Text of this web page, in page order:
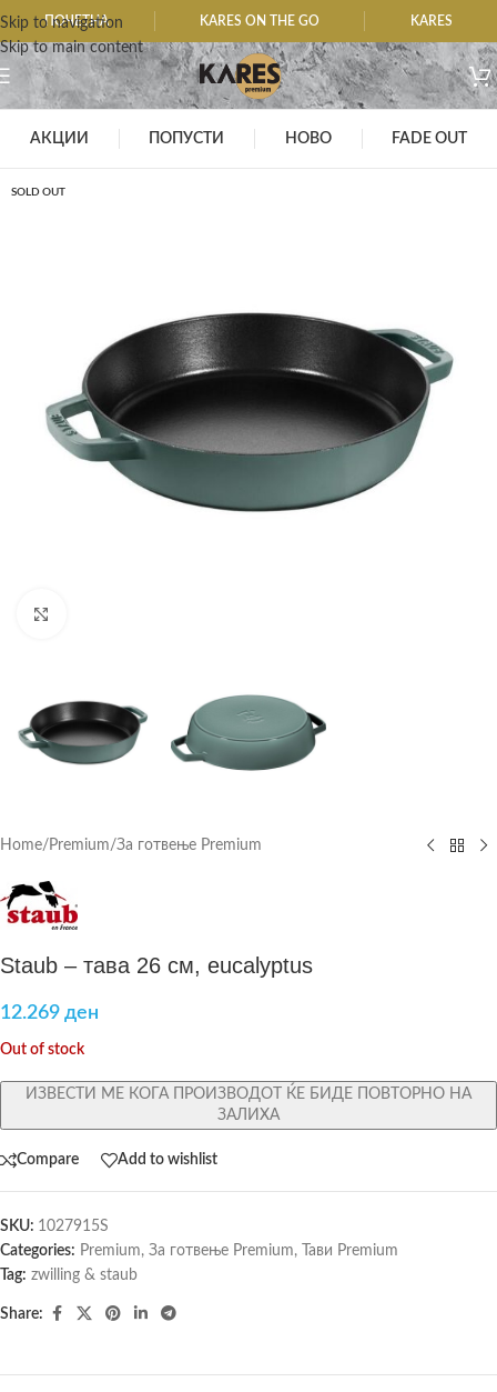
Skip to navigation
Skip to main content
ПОЧЕТНА KARES ON THE GO KARES
АКЦИИ ПОПУСТИ НОВО FADE OUT
SOLD OUT
Home/ Premium/За готвење Premium
Staub – тава 26 см, eucalyptus
12.269 ден
Out of stock
ИЗВЕСТИ МЕ КОГА ПРОИЗВОДОТ ЌЕ БИДЕ ПОВТОРНО НА
ЗАЛИХА
Compare Add to wishlist
SKU: 1027915S
Categories: Premium, За готвење Premium,
Тави Premium
Tag: zwilling & staub
Share: